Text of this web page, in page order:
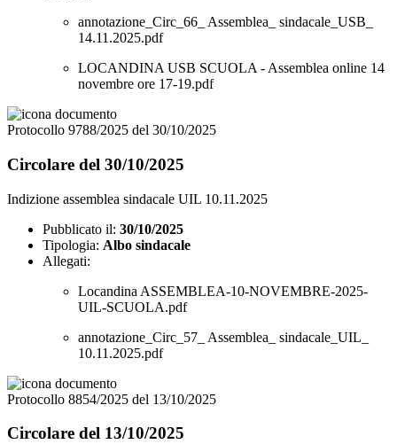
annotazione_Circ_66_ Assemblea_ sindacale_USB_
14.11.2025.pdf
LOCANDINA USB SCUOLA - Assemblea online 14
novembre ore 17-19.pdf
Protocollo 9788/2025 del 30/10/2025
Circolare del 30/10/2025
Indizione assemblea sindacale UIL 10.11.2025
Pubblicato il: 30/10/2025
Tipologia: Albo sindacale
Allegati:
Locandina ASSEMBLEA-10-NOVEMBRE-2025-
UIL-SCUOLA.pdf
annotazione_Circ_57_ Assemblea_ sindacale_UIL_
10.11.2025.pdf
Protocollo 8854/2025 del 13/10/2025
Circolare del 13/10/2025